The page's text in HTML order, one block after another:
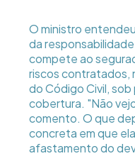
O ministro
da
compete ao
riscos contratados,
do Código Civil,
cobertura. "Não
comento. O que
concreta em que
afastamento do